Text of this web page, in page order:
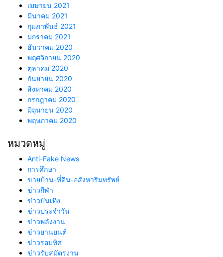
เมษายน 2021
มีนาคม 2021
กุมภาพันธ์ 2021
มกราคม 2021
ธันวาคม 2020
พฤศจิกายน 2020
ตุลาคม 2020
กันยายน 2020
สิงหาคม 2020
กรกฎาคม 2020
มิถุนายน 2020
พฤษภาคม 2020
หมวดหมู่
Anti-Fake News
การศึกษา
ขายบ้าน-ที่ดิน-อสังหาริมทรัพย์
ข่าวกีฬา
ข่าวบันเทิง
ข่าวประจำวัน
ข่าวพลังงาน
ข่าวยานยนต์
ข่าวรอบทิศ
ข่าวรับสมัตรงาน